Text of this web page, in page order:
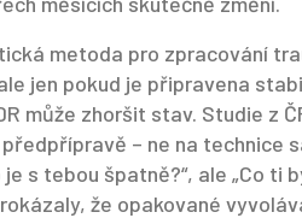
metoda pro zpracování
jen pokud je připravena
může zhoršit stav. Studie z
– ne na technice
s tebou špatně?“, ale „Co ti
že opakované